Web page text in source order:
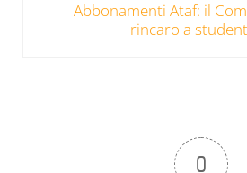
Abbonamenti Ataf: il
rincaro a
0